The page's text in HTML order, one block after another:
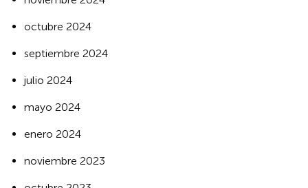
octubre 2024
septiembre 2024
julio 2024
mayo 2024
enero 2024
noviembre 2023